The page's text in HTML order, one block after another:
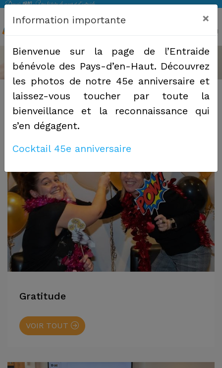
Depuis1980- Une histoire de coeur et d 'entraide
MENU
Gratitude
VOIR TOUT
Information importante ×
Bienvenue sur la page de l’Entraide
bénévole des Pays-d’en-Haut. Découvrez
les photos de notre 45e anniversaire et
laissez-vous toucher par toute la
bienveillance et la reconnaissance qui
s’en dégagent.
Cocktail 45e anniversaire